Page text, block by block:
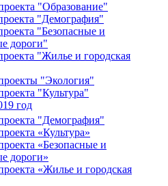
"Образование"
"Демография"
"Безопасные и
дороги"
"Жилье и городская
"Экология"
"Культура"
год
"Демография"
«Культура»
«Безопасные и
дороги»
«Жилье и городская